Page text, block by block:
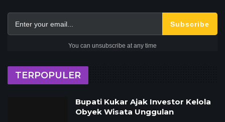
Subscribe
You can unsubscribe at any time
TERPOPULER
Bupati Kukar Ajak Investor Kelola
Obyek Wisata Unggulan